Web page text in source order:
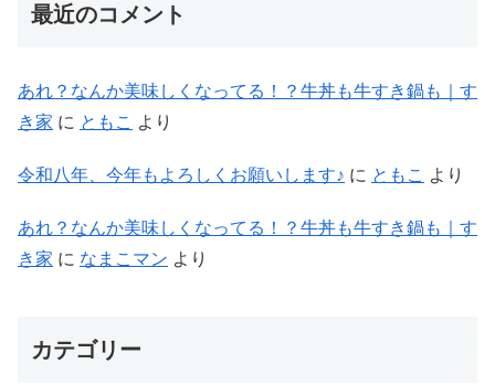
最近のコメント
あれ？なんか美味しくなってる！？牛丼も牛すき鍋も｜す
き家 に ともこ より
令和八年、今年もよろしくお願いします♪ に ともこ より
あれ？なんか美味しくなってる！？牛丼も牛すき鍋も｜す
き家 に なまこマン より
カテゴリー